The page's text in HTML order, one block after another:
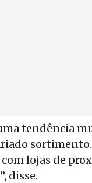
tendência
lojas de
disse.